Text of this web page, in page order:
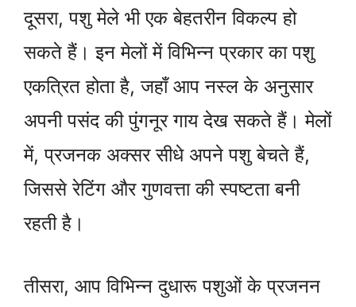
दूसरा, पशु मेले भी एक बेहतरीन विकल्प हो
सकते हैं। इन मेलों में विभिन्न प्रकार का पशु
एकत्रित होता है, जहाँ आप नस्ल के अनुसार
अपनी पसंद की पुंगनूर गाय देख सकते हैं। मेलों
में, प्रजनक अक्सर सीधे अपने पशु बेचते हैं,
जिससे रेटिंग और गुणवत्ता की स्पष्टता बनी
रहती है।
तीसरा, आप विभिन्न दुधारू पशुओं के प्रजनन